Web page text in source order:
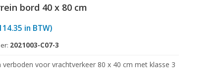
bord 40 x 80 cm
in BTW)
2021003-C07-3
verboden voor vrachtverkeer 80 x 40 cm met klasse 3